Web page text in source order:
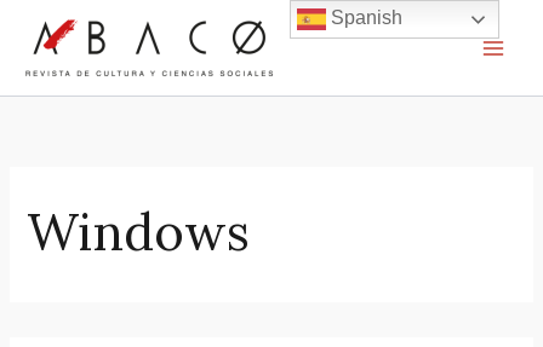
contenido
Windows
Spanish